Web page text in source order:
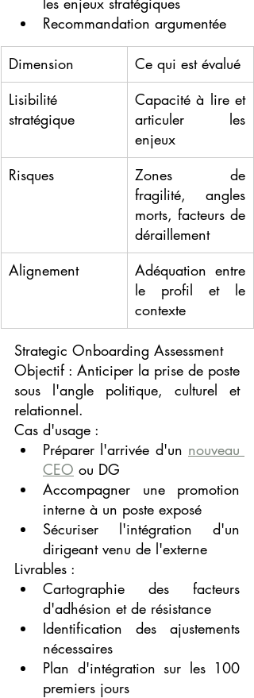
Recommandation argumentée
Dimension
Ce qui est évalué
Lisibilité
stratégique
Capacité à lire et
articuler les
enjeux
Risques
Zones de
fragilité, angles
morts, facteurs de
déraillement
Alignement
Adéquation entre
le profil et le
contexte
Strategic Onboarding Assessment
Objectif : Anticiper la prise de poste
sous l'angle politique, culturel et
relationnel.
Cas d'usage :
Préparer l'arrivée d'un nouveau
CEO ou DG
Accompagner une promotion
interne à un poste exposé
Sécuriser l'intégration d'un
dirigeant venu de l'externe
Livrables :
Cartographie des facteurs
d'adhésion et de résistance
Identification des ajustements
nécessaires
Plan d'intégration sur les 100
premiers jours